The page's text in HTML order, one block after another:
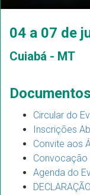
04 a 07 de
Cuiabá - MT
Circular do
Inscrições
Convite aos
Convocação
Agenda do